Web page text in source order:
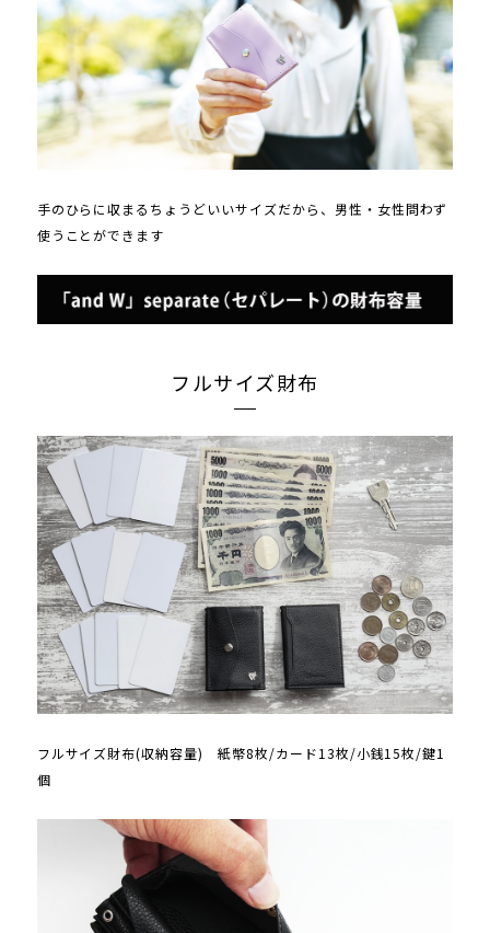
手のひらに収まるちょうどいいサイズだから、男性・女性問わず
使うことができます
フルサイズ財布
フルサイズ財布(収納容量) 紙幣8枚/カード13枚/小銭15枚/鍵1
個